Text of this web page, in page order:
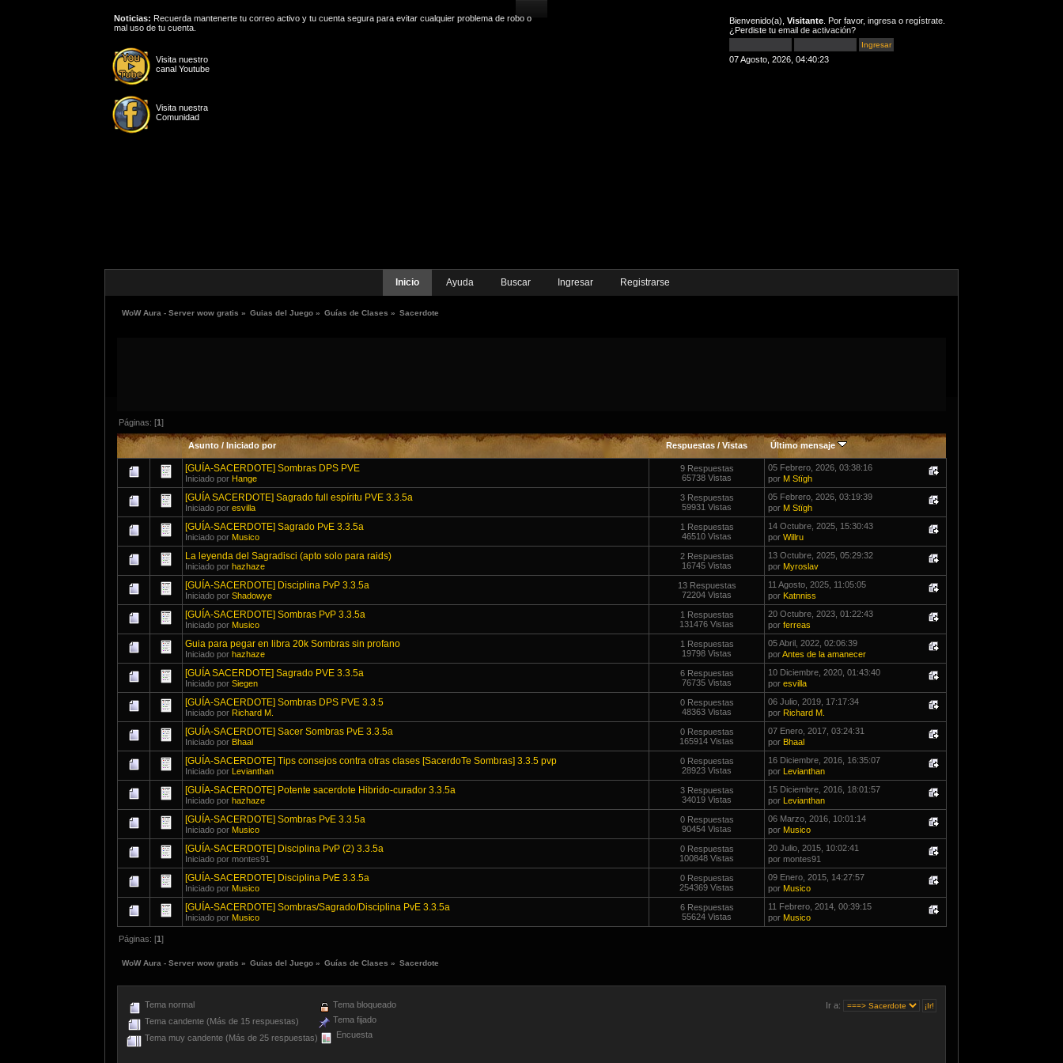
Bienvenido(a), Visitante . Por favor, ingresa o regístrate
¿Perdiste tu email de activación?
07 Agosto, 2026, 04:40:23
Visita nuestro
canal Youtube
Visita nuestra
Comunidad
Noticias: Recuerda mantenerte tu correo activo y tu cuenta segura para evitar cualquier problema de robo o
mal uso de tu cuenta.
Inicio Ayuda Buscar Ingresar Registrarse
WoW Aura - Server wow gratis » Guias del Juego » Guías de Clases » Sacerdote
Páginas: [1]
Asunto/ Iniciado por Respuestas/ Vistas Último mensaje
[GUÍA-SACERDOTE] Sombras DPS PVE
Iniciado por Hange
9 Respuestas
65738 Vistas
05 Febrero, 2026, 03:38:16
por M Stïgh
[GUÍA SACERDOTE] Sagrado full espíritu PVE 3.3.5a
Iniciado por esvilla
3 Respuestas
59931 Vistas
05 Febrero, 2026, 03:19:39
por M Stïgh
[GUÍA-SACERDOTE] Sagrado PvE 3.3.5a
Iniciado por Musico
1 Respuestas
46510 Vistas
14 Octubre, 2025, 15:30:43
por Willru
La leyenda del Sagradisci (apto solo para raids)
Iniciado por hazhaze
2 Respuestas
16745 Vistas
13 Octubre, 2025, 05:29:32
por Myroslav
[GUÍA-SACERDOTE] Disciplina PvP 3.3.5a
Iniciado por Shadowye
13 Respuestas
72204 Vistas
11 Agosto, 2025, 11:05:05
por Katnniss
[GUÍA-SACERDOTE] Sombras PvP 3.3.5a
Iniciado por Musico
1 Respuestas
131476 Vistas
20 Octubre, 2023, 01:22:43
por ferreas
Guia para pegar en libra 20k Sombras sin profano
Iniciado por hazhaze
1 Respuestas
19798 Vistas
05 Abril, 2022, 02:06:39
porAntes de la amanecer
[GUÍA SACERDOTE] Sagrado PVE 3.3.5a
Iniciado por Siegen
6 Respuestas
76735 Vistas
10 Diciembre, 2020, 01:43:40
por esvilla
[GUÍA-SACERDOTE] Sombras DPS PVE 3.3.5
Iniciado por Richard M.
0 Respuestas
48363 Vistas
06 Julio, 2019, 17:17:34
por Richard M.
[GUÍA-SACERDOTE] Sacer Sombras PvE 3.3.5a
Iniciado por Bhaal
0 Respuestas
165914 Vistas
07 Enero, 2017, 03:24:31
por Bhaal
[GUÍA-SACERDOTE] Tips consejos contra otras clases [SacerdoTe Sombras] 3.3.5 pvp
Iniciado por Levianthan
0 Respuestas
28923 Vistas
16 Diciembre, 2016, 16:35:07
por Levianthan
[GUÍA-SACERDOTE] Potente sacerdote Hibrido-curador 3.3.5a
Iniciado por hazhaze
3 Respuestas
34019 Vistas
15 Diciembre, 2016, 18:01:57
por Levianthan
[GUÍA-SACERDOTE] Sombras PvE 3.3.5a
Iniciado por Musico
0 Respuestas
90454 Vistas
06 Marzo, 2016, 10:01:14
por Musico
[GUÍA-SACERDOTE] Disciplina PvP (2) 3.3.5a
Iniciado por montes91
0 Respuestas
100848 Vistas
20 Julio, 2015, 10:02:41
por montes91
[GUÍA-SACERDOTE] Disciplina PvE 3.3.5a
Iniciado por Musico
0 Respuestas
254369 Vistas
09 Enero, 2015, 14:27:57
por Musico
[GUÍA-SACERDOTE] Sombras/Sagrado/Disciplina PvE 3.3.5a
Iniciado por Musico
6 Respuestas
55624 Vistas
11 Febrero, 2014, 00:39:15
por Musico
Páginas: [1]
WoW Aura - Server wow gratis » Guias del Juego » Guías de Clases » Sacerdote
Ir a:
Tema normal
Tema candente (Más de 15 respuestas)
Tema muy candente (Más de 25 respuestas)
Tema bloqueado
Tema fijado
Encuesta